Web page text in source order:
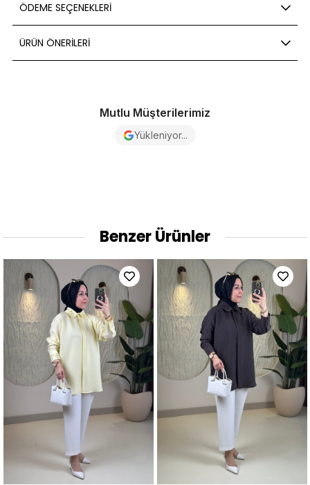
ÖDEME SEÇENEKLERI
ÜRÜN ÖNERILERI
Mutlu Müşterilerimiz
Yükleniyor...
Benzer Ürünler